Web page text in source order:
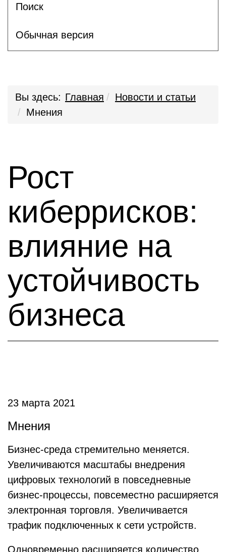
Поиск
Обычная версия
Вы здесь: Главная
Новости и статьи
Мнения
Рост
киберрисков:
влияние на
устойчивость
бизнеса
23 марта 2021
Мнения
Бизнес-среда стремительно меняется.
Увеличиваются масштабы внедрения
цифровых технологий в повседневные
бизнес-процессы, повсеместно расширяется
электронная торговля. Увеличивается
трафик подключенных к сети устройств.
Одновременно расширяется количество